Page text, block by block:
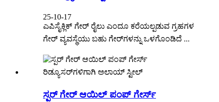
25-10-17
ಎಪಿಸೈಕ್ಲಿಕ್ ಗೇರ್ ರೈಲು ಎಂದೂ ಕರೆಯಲ್ಪಡುವ ಗ್ರಹಗಳ
ಗೇರ್ ವ್ಯವಸ್ಥೆಯು ಬಹು ಗೇರ್‌ಗಳನ್ನು ಒಳಗೊಂಡಿದೆ ...
ಸ್ಪರ್ ಗೇರ್ ಆಯಿಲ್ ಪಂಪ್ ಗೇರ್ಸ್